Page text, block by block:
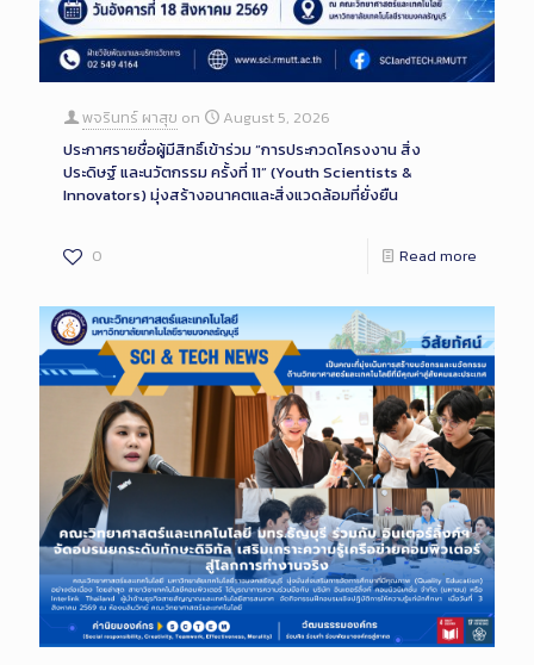
พจรินทร์ ผาสุข on
August 5, 2026
ประกาศรายชื่อผู้มีสิทธิ์เข้าร่วม “การประกวดโครงงาน สิ่ง
ประดิษฐ์ และนวัตกรรม ครั้งที่ 11” (Youth Scientists &
Innovators) มุ่งสร้างอนาคตและสิ่งแวดล้อมที่ยั่งยืน
0 Read more